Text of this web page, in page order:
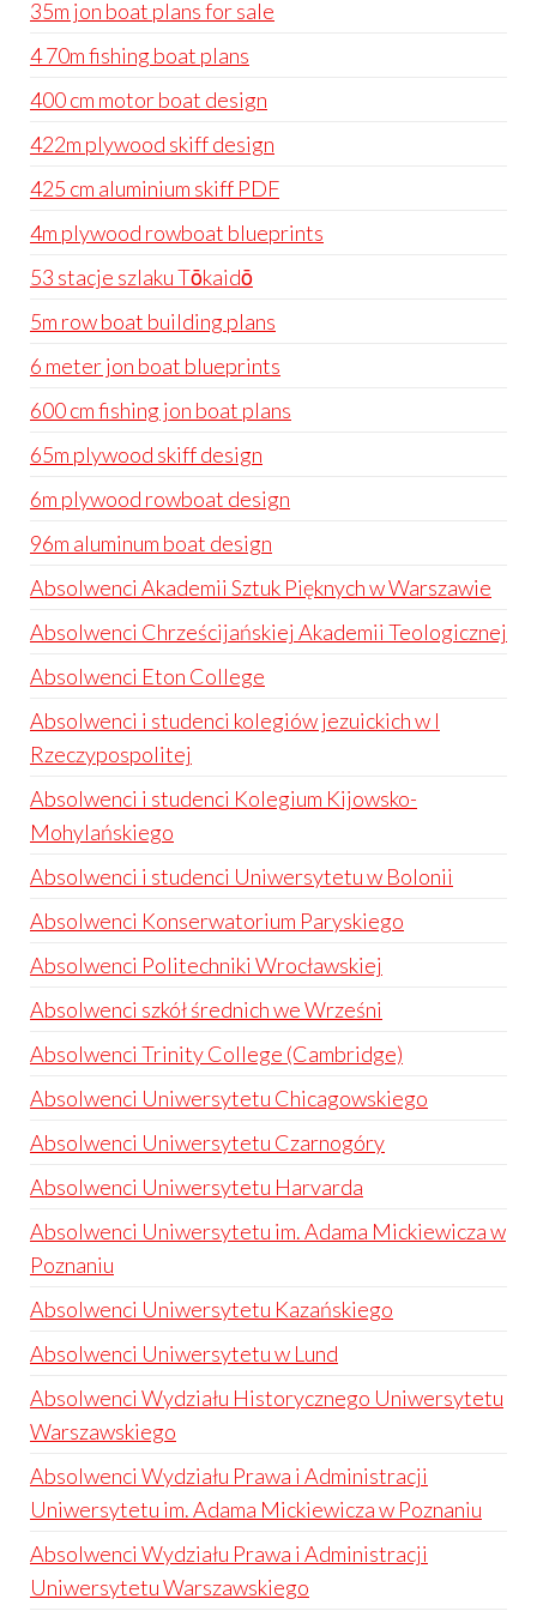
35m jon boat plans for sale
4 70m fishing boat plans
400 cm motor boat design
422m plywood skiff design
425 cm aluminium skiff PDF
4m plywood rowboat blueprints
53 stacje szlaku Tōkaidō
5m row boat building plans
6 meter jon boat blueprints
600 cm fishing jon boat plans
65m plywood skiff design
6m plywood rowboat design
96m aluminum boat design
Absolwenci Akademii Sztuk Pięknych w Warszawie
Absolwenci Chrześcijańskiej Akademii Teologicznej
Absolwenci Eton College
Absolwenci i studenci kolegiów jezuickich w I
Rzeczypospolitej
Absolwenci i studenci Kolegium Kijowsko-
Mohylańskiego
Absolwenci i studenci Uniwersytetu w Bolonii
Absolwenci Konserwatorium Paryskiego
Absolwenci Politechniki Wrocławskiej
Absolwenci szkół średnich we Wrześni
Absolwenci Trinity College (Cambridge)
Absolwenci Uniwersytetu Chicagowskiego
Absolwenci Uniwersytetu Czarnogóry
Absolwenci Uniwersytetu Harvarda
Absolwenci Uniwersytetu im. Adama Mickiewicza w
Poznaniu
Absolwenci Uniwersytetu Kazańskiego
Absolwenci Uniwersytetu w Lund
Absolwenci Wydziału Historycznego Uniwersytetu
Warszawskiego
Absolwenci Wydziału Prawa i Administracji
Uniwersytetu im. Adama Mickiewicza w Poznaniu
Absolwenci Wydziału Prawa i Administracji
Uniwersytetu Warszawskiego